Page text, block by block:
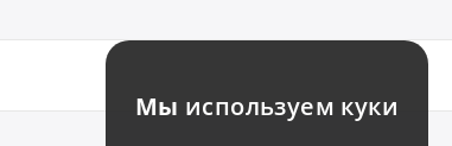
Мы используем куки